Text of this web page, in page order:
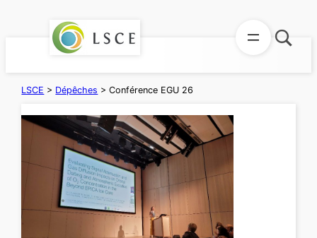
LSCE > Dépêches >Conférence EGU 26